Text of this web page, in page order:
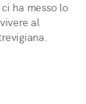
ha messo lo
al